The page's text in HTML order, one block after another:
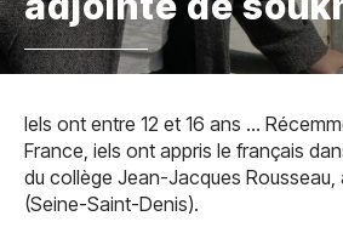
Iels ont entre 12 et 16 ans …
France, iels ont appris le français
du collège Jean-Jacques Rousseau,
(Seine-Saint-Denis).